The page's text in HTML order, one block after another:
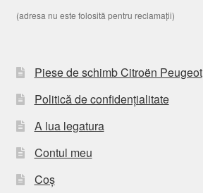
(adresa nu este folosită pentru reclamații)
Piese de schimb Citroën Peugeot
Politică de confidențialitate
A lua legatura
Contul meu
Coș